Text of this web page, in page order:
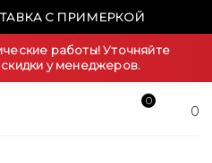
С ПРИМЕРКОЙ
работы! Уточняйте
у менеджеров.
0
0